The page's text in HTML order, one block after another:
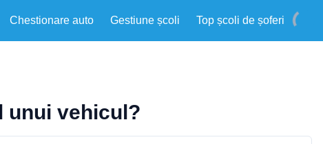
Chestionare auto Gestiune școli Top școli de șoferi
unui vehicul?